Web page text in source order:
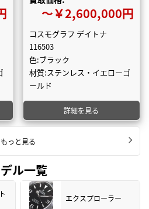
〜￥2,600,000円
コスモグラフ デイトナ
116503
色:ブラック
材質:ステンレス・イエローゴ
ールド
詳細を見る
もっと見る
ル一覧
エクスプローラー